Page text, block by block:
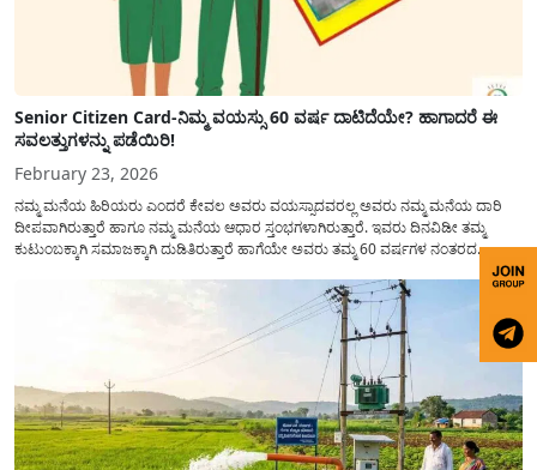
Senior Citizen Card-ನಿಮ್ಮ ವಯಸ್ಸು 60 ವರ್ಷ ದಾಟಿದೆಯೇ? ಹಾಗಾದರೆ ಈ
ಸವಲತ್ತುಗಳನ್ನು ಪಡೆಯಿರಿ!
February 23, 2026
ನಮ್ಮ ಮನೆಯ ಹಿರಿಯರು ಎಂದರೆ ಕೇವಲ ಅವರು ವಯಸ್ಸಾದವರಲ್ಲ ಅವರು ನಮ್ಮ ಮನೆಯ ದಾರಿ
ದೀಪವಾಗಿರುತ್ತಾರೆ ಹಾಗೂ ನಮ್ಮ ಮನೆಯ ಆಧಾರ ಸ್ತಂಭಗಳಾಗಿರುತ್ತಾರೆ. ಇವರು ದಿನವಿಡೀ ತಮ್ಮ
ಕುಟುಂಬಕ್ಕಾಗಿ ಸಮಾಜಕ್ಕಾಗಿ ದುಡಿತಿರುತ್ತಾರೆ ಹಾಗೆಯೇ ಅವರು ತಮ್ಮ 60 ವರ್ಷಗಳ ನಂತರದ
ಜೀವನವನ್ನು ನೆಮ್ಮದಿಯಿಂದ ಕಳೆಯಬೇಕೆಂಬುದು ಪ್ರತಿಯೊಬ್ಬರ ಕನಸಾಗಿರುತ್ತದೆ ಆದ್ದರಿಂದ ಸರ್ಕಾರವು